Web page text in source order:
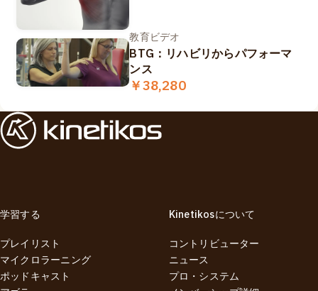
教育ビデオ
BTG：リハビリからパフォーマ
ンス
￥38,280
学習する
プレイリスト
マイクロラーニング
ポッドキャスト
Kinetikosについて
コントリビューター
ニュース
プロ・システム